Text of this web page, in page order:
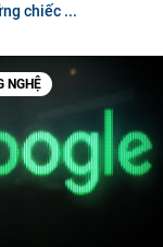
chiếc ...
NGHỆ